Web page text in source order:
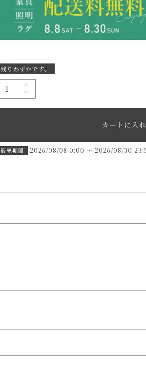
残りわずかです。
カートに入
販売期間 2026/08/08 0:00 〜 2026/08/30